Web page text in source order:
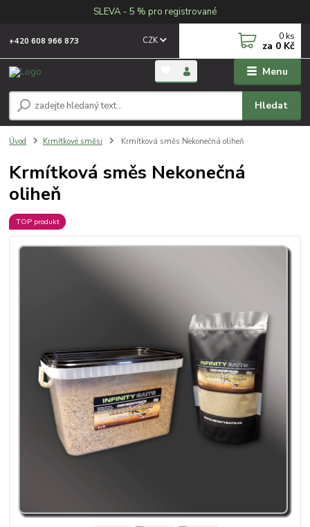
SLEVA - 5 % pro registrované
Menu
CZK
Hledat
+420 608 966 873 0 ks
za 0 Kč
Úvod Krmítkové směsi Krmítková směs Nekonečná oliheň
Krmítková směs Nekonečná
oliheň
TOP produkt